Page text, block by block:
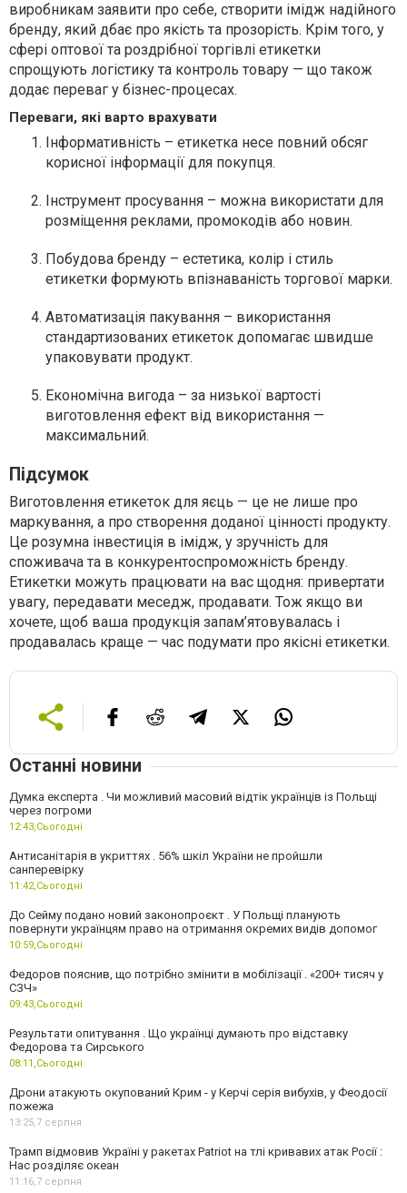
виробникам заявити про себе, створити імідж надійного
бренду, який дбає про якість та прозорість. Крім того, у
сфері оптової та роздрібної торгівлі етикетки
спрощують логістику та контроль товару — що також
додає переваг у бізнес-процесах.
Переваги, які варто врахувати
Інформативність – етикетка несе повний обсяг
корисної інформації для покупця.
Інструмент просування – можна використати для
розміщення реклами, промокодів або новин.
Побудова бренду – естетика, колір і стиль
етикетки формують впізнаваність торгової марки.
Автоматизація пакування – використання
стандартизованих етикеток допомагає швидше
упаковувати продукт.
Економічна вигода – за низької вартості
виготовлення ефект від використання —
максимальний.
Підсумок
Виготовлення етикеток для яєць — це не лише про
маркування, а про створення доданої цінності продукту.
Це розумна інвестиція в імідж, у зручність для
споживача та в конкурентоспроможність бренду.
Етикетки можуть працювати на вас щодня: привертати
увагу, передавати меседж, продавати. Тож якщо ви
хочете, щоб ваша продукція запам’ятовувалась і
продавалась краще — час подумати про якісні етикетки.
Останні новини
Думка експерта . Чи можливий масовий відтік українців із Польщі
через погроми
12:43,Сьогодні
Антисанітарія в укриттях . 56% шкіл України не пройшли
санперевірку
11:42,Сьогодні
До Сейму подано новий законопроєкт . У Польщі планують
повернути українцям право на отримання окремих видів допомог
10:59,Сьогодні
Федоров пояснив, що потрібно змінити в мобілізації . «200+ тисяч у
СЗЧ»
09:43,Сьогодні
Результати опитування . Що українці думають про відставку
Федорова та Сирського
08:11,Сьогодні
Дрони атакують окупований Крим - у Керчі серія вибухів, у Феодосії
пожежа
13:25,7 серпня
Трамп відмовив Україні у ракетах Patriot на тлі кривавих атак Росії :
Нас розділяє океан
11:16,7 серпня